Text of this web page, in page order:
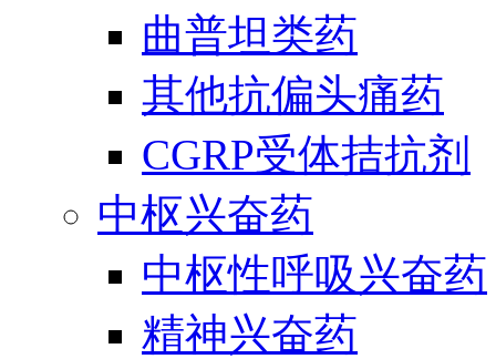
曲普坦类药
其他抗偏头痛药
CGRP受体拮抗剂
中枢兴奋药
中枢性呼吸兴奋药
精神兴奋药